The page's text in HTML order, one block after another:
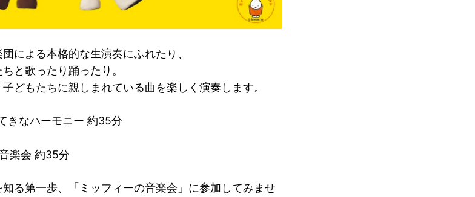
による本格的な生演奏にふれたり、
と歌ったり踊ったり。
どもたちに親しまれている曲を楽しく演奏します。
きなハーモニー 約35分
楽会 約35分
る第一歩、「ミッフィーの音楽会」に参加してみませ